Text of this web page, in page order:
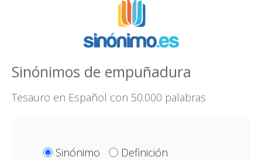
Sinónimos de empuñadura
Tesauro en Español con 50.000 palabras
Sinónimo
Definición